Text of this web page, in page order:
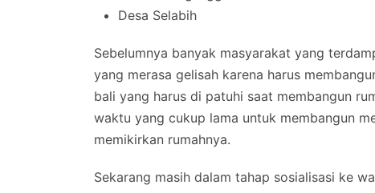
Desa Selabih
Sebelumnya banyak masyarakat yang
yang merasa gelisah karena harus
bali yang harus di patuhi saat membangun
waktu yang cukup lama untuk membangun
memikirkan rumahnya.
Sekarang masih dalam tahap sosialisasi ke